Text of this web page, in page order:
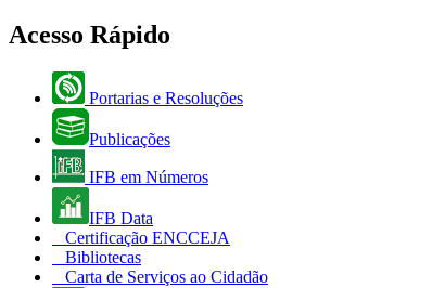
Acesso Rápido
Portarias e Resoluções
Publicações
IFB em Números
IFB Data
Certificação ENCCEJA
Bibliotecas
Carta de Serviços ao Cidadão